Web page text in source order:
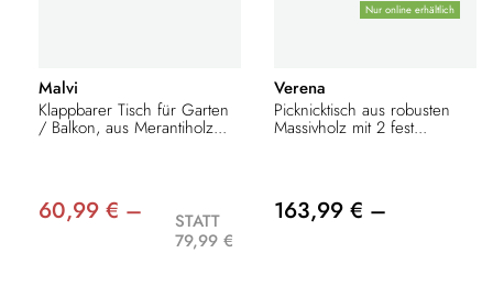
Malvi
Klappbarer Tisch für Garten
/ Balkon, aus Merantiholz...
60,99 € –
STATT
79,99 €
Nur online erhältlich
Verena
Picknicktisch aus robusten
Massivholz mit 2 fest...
163,99 € –